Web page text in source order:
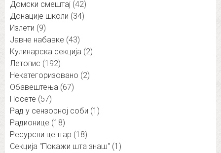
Домски смештај (42)
Донације школи (34)
Излети (9)
Јавне набавке (43)
Кулинарска секција (2)
Летопис (192)
Некатегоризовано (2)
Обавештења (67)
Посете (57)
Рад у сензорној соби (1)
Радионице (18)
Ресурсни центар (18)
Секција "Покажи шта знаш" (1)